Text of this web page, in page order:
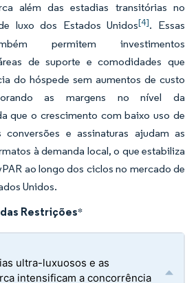
além das estadias transitórias no
luxo dos Estados Unidos[4]. Essas
permitem investimentos
de suporte e comodidades que
do hóspede sem aumentos de custo
as margens no nível da
que o crescimento com baixo uso de
e assinaturas ajudam as
à demanda local, o que estabiliza
ao longo dos ciclos no mercado de
Unidos.
Restrições*
ultra-luxuosos e as
intensificam a concorrência